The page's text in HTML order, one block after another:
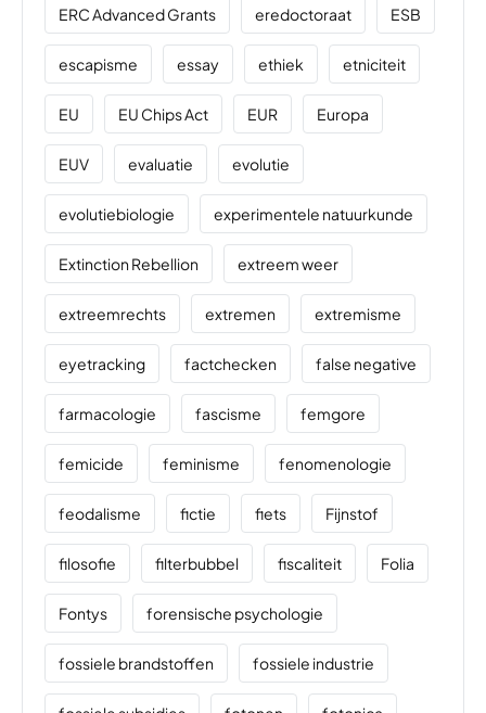
ERC Advanced Grants eredoctoraat ESB
escapisme essay ethiek etniciteit
EU EU Chips Act EUR Europa
EUV evaluatie evolutie
evolutiebiologie experimentele natuurkunde
Extinction Rebellion extreem weer
extreemrechts extremen extremisme
eyetracking factchecken false negative
farmacologie fascisme femgore
femicide feminisme fenomenologie
feodalisme fictie fiets Fijnstof
filosofie filterbubbel fiscaliteit Folia
Fontys forensische psychologie
fossiele brandstoffen fossiele industrie